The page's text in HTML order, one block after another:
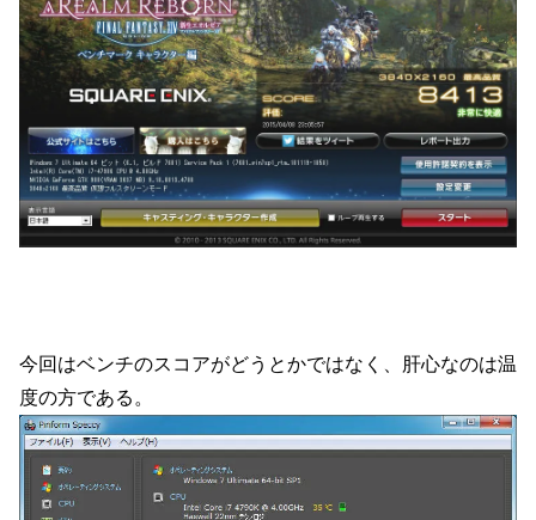
今回はベンチのスコアがどうとかではなく、肝心なのは温
度の方である。